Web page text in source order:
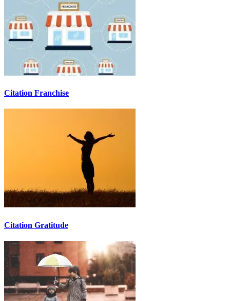
Citation Franchise
Citation Gratitude